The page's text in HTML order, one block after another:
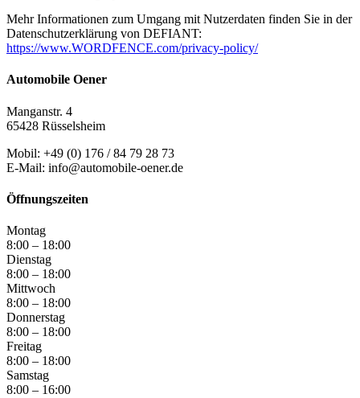
Mehr Informationen zum Umgang mit Nutzerdaten finden Sie in der
Datenschutzerklärung von DEFIANT:
https://www.WORDFENCE.com/privacy-policy/
Automobile Oener
Manganstr. 4
65428 Rüsselsheim
Mobil: +49 (0) 176 / 84 79 28 73
E-Mail: info@automobile-oener.de
Öffnungszeiten
Montag
8:00 – 18:00
Dienstag
8:00 – 18:00
Mittwoch
8:00 – 18:00
Donnerstag
8:00 – 18:00
Freitag
8:00 – 18:00
Samstag
8:00 – 16:00